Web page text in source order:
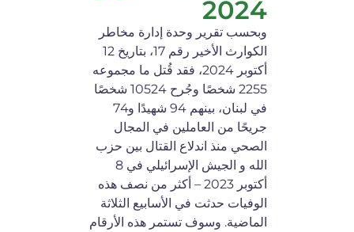
2024
وبحسب تقرير وحدة إدارة مخاطر
الكوارث الأخير رقم 17، بتاريخ 12
أكتوبر 2024، فقد قُتل ما مجموعه
2255 شخصًا وجُرح 10524 شخصًا
في لبنان، بينهم 94 شهيدًا و74
جريحًا من العاملين في المجال
الصحي منذ اندلاع القتال بين حزب
الله و الجيش الإسرائيلي في 8
أكتوبر 2023 – أكثر من نصف هذه
الوفيات حدثت في الأسابيع الثلاثة
الماضية. وسوف تستمر هذه الأرقام